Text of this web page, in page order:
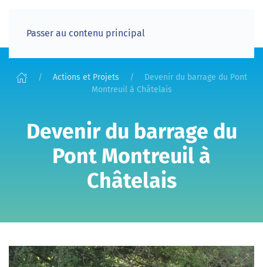
Passer au contenu principal
Actions et Projets
Devenir du barrage du Pont
Montreuil à Châtelais
Devenir du barrage du
Pont Montreuil à
Châtelais